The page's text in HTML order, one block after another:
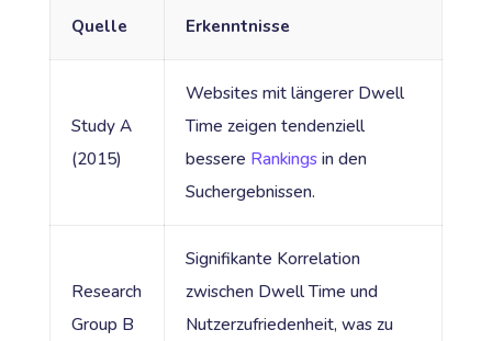
Quelle Erkenntnisse
Study A
(2015)
Websites mit längerer Dwell
Time zeigen tendenziell
bessere Rankingsin den
Suchergebnissen.
Research
Group B
Signifikante Korrelation
zwischen Dwell Time und
Nutzerzufriedenheit, was zu